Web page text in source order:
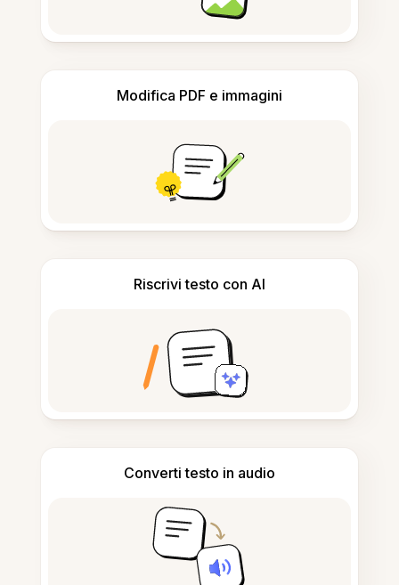
Modifica PDF e immagini
Riscrivi testo con AI
Converti testo in audio